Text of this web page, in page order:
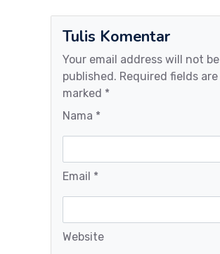
Tulis Komentar
Your email address will not be
published. Required fields are
marked *
Nama *
Email *
Website